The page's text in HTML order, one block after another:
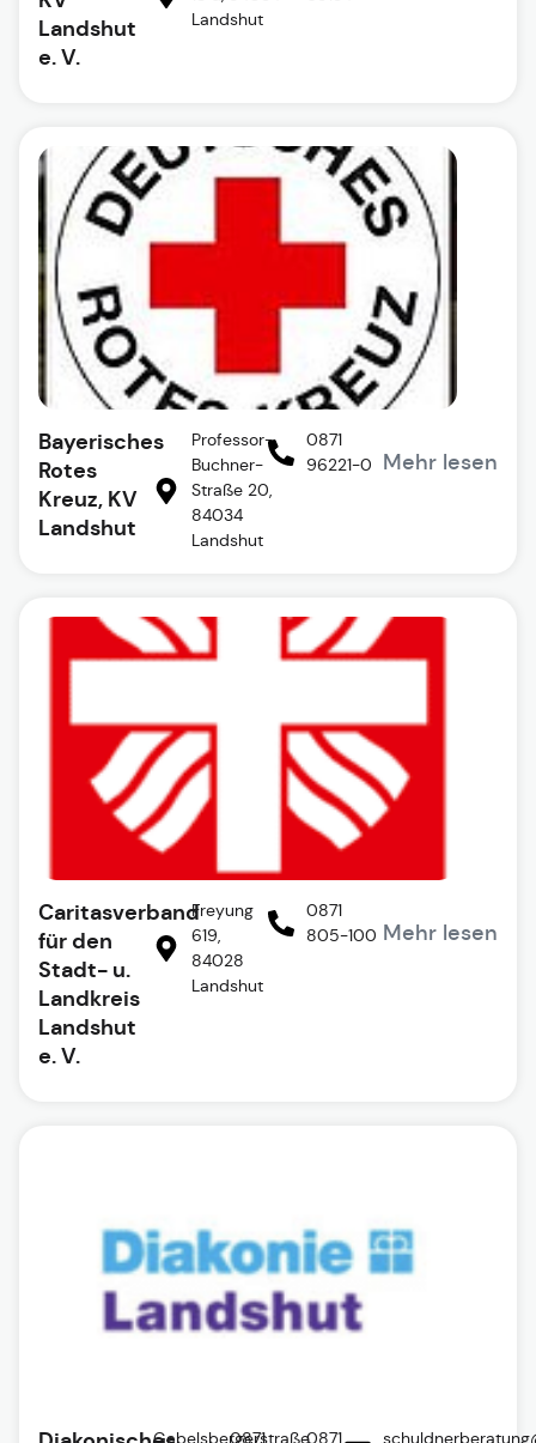
Landshut
e. V.
Landshut
Bayerisches
Rotes
Kreuz, KV
Landshut
Professor-
Buchner-
Straße 20,
84034
Landshut
0871
96221-0
Mehr lesen
Caritasverband
für den
Stadt- u.
Landkreis
Landshut
e. V.
Freyung
619,
84028
Landshut
0871
805-100 Mehr lesen
Gabelsbergerstraße
0871
0871